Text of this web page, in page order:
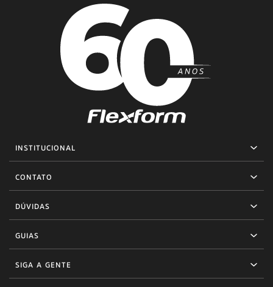
INSTITUCIONAL
CONTATO
DÚVIDAS
GUIAS
SIGA A GENTE